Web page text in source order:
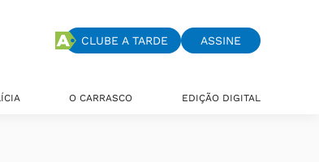
CLUBE A TARDE ASSINE
O CARRASCO EDIÇÃO DIGITAL